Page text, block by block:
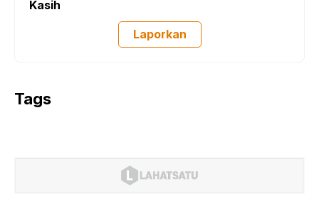
Kasih
Laporkan
Tags